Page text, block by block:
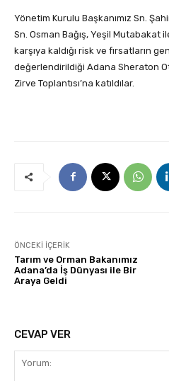
Yönetim Kurulu Başkanımız Sn.
Sn. Osman Bağış, Yeşil Mutabakat
karşıya kaldığı risk ve fırsatların
değerlendirildiği Adana Sheraton
Zirve Toplantısı’na katıldılar.
ÖNCEKI İÇERIK
Tarım ve Orman Bakanımız
Adana’da İş Dünyası ile Bir
Araya Geldi
CEVAP VER